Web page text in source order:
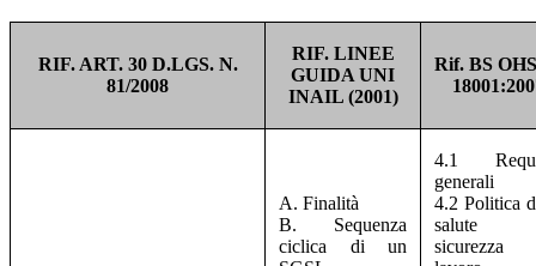
RIF. ART. 30 D.LGS. N.
81/2008
RIF. LINEE
GUIDA UNI
INAIL (2001)
Rif. BS
A. Finalità
B. Sequenza
ciclica di un
4.1
generali
4.2 Politica
salute
sicurezza